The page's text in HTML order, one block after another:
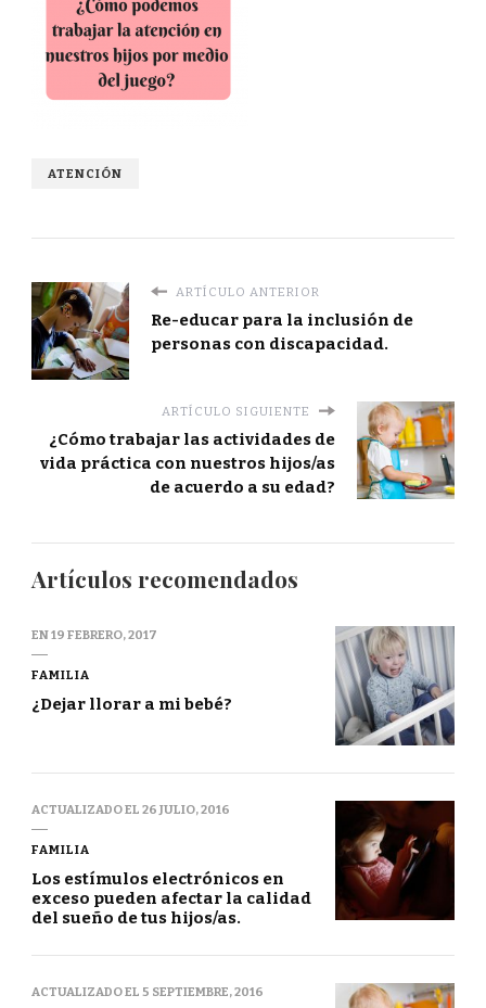
ATENCIÓN
ARTÍCULO ANTERIOR
Re-educar para la inclusión de
personas con discapacidad.
ARTÍCULO SIGUIENTE
¿Cómo trabajar las actividades de
vida práctica con nuestros hijos/as
de acuerdo a su edad?
Artículos recomendados
EN19 FEBRERO, 2017
FAMILIA
¿Dejar llorar a mi bebé?
ACTUALIZADO EL 26 JULIO, 2016
FAMILIA
Los estímulos electrónicos en
exceso pueden afectar la calidad
del sueño de tus hijos/as.
ACTUALIZADO EL 5 SEPTIEMBRE, 2016